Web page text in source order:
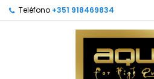
Teléfono +351 918469834